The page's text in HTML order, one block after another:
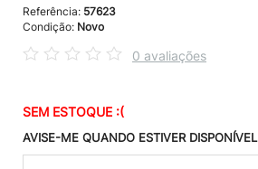
Referência: 57623
Condição: Novo
0 avaliações
SEM ESTOQUE :(
AVISE-ME QUANDO ESTIVER DISPONÍVEL